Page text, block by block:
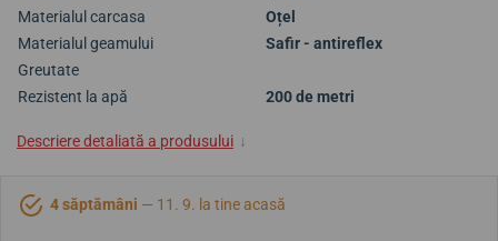
Materialul carcasa
Oțel
Materialul geamului
Safir - antireflex
Greutate
Rezistent la apă
200 de metri
Descriere detaliată a produsului ↓
4 săptămâni — 11. 9. la tine acasă